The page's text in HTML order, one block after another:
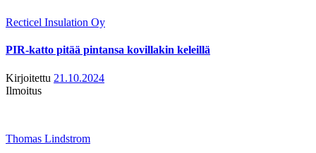
Recticel Insulation Oy
PIR-katto pitää pintansa kovillakin keleillä
Kirjoitettu 21.10.2024
Ilmoitus
Thomas Lindstrom